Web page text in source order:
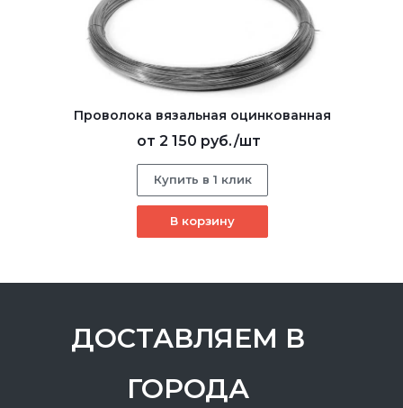
Проволока вязальная оцинкованная
от 2 150 руб./шт
Купить в 1 клик
В корзину
ДОСТАВЛЯЕМ В
ГОРОДА